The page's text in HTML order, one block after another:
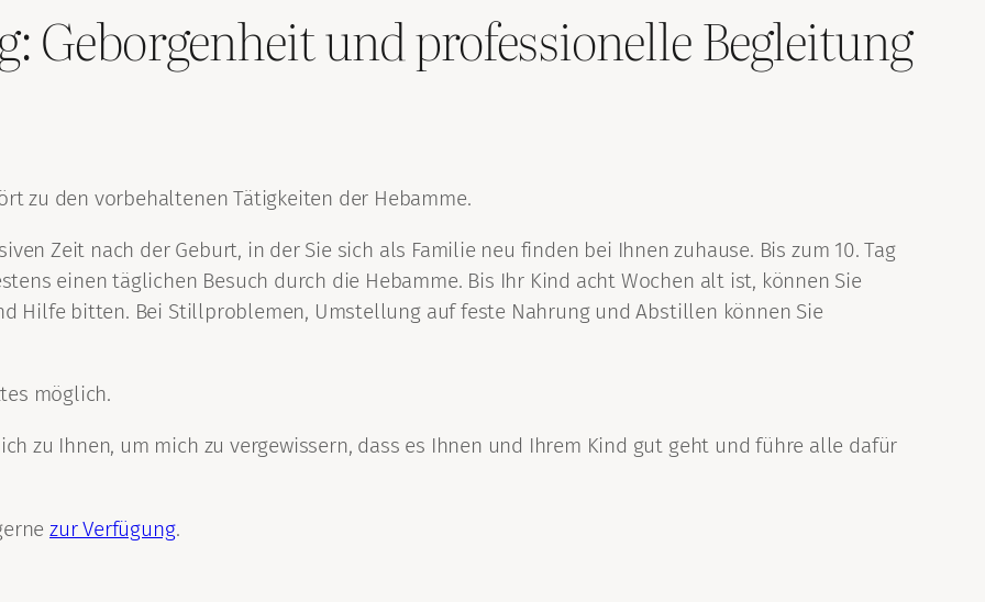
Geborgenheit und professionelle Begleitung
zu den vorbehaltenen Tätigkeiten der Hebamme.
Zeit nach der Geburt, in der Sie sich als Familie neu finden bei Ihnen zuhause. Bis zum 10. Tag
einen täglichen Besuch durch die Hebamme. Bis Ihr Kind acht Wochen alt ist, können Sie
Hilfe bitten. Bei Stillproblemen, Umstellung auf feste Nahrung und Abstillen können Sie
möglich.
zu Ihnen, um mich zu vergewissern, dass es Ihnen und Ihrem Kind gut geht und führe alle dafür
zur Verfügung.